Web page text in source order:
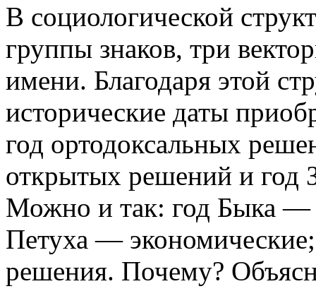
В социологической
группы знаков, три
имени. Благодаря этой
исторические даты
год ортодоксальных
открытых решений и
Можно и так: год Быка —
Петуха —
решения. Почему?